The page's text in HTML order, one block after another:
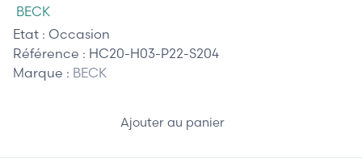
BECK
Etat : Occasion
Référence : HC20-H03-P22-S204
Marque : BECK
Ajouter au panier